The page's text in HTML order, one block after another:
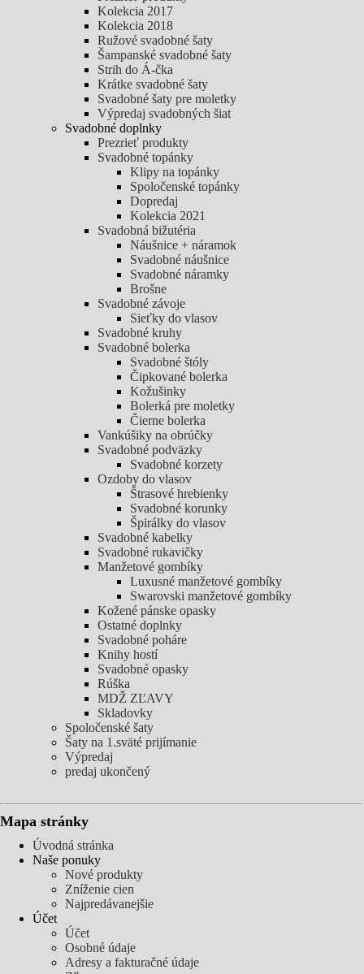
Kolekcia 2017
Kolekcia 2018
Ružové svadobné šaty
Šampanské svadobné šaty
Strih do Á-čka
Krátke svadobné šaty
Svadobné šaty pre moletky
Výpredaj svadobných šiat
Svadobné doplnky
Prezrieť produkty
Svadobné topánky
Klipy na topánky
Spoločenské topánky
Dopredaj
Kolekcia 2021
Svadobná bižutéria
Náušnice + náramok
Svadobné náušnice
Svadobné náramky
Brošne
Svadobné závoje
Sieťky do vlasov
Svadobné kruhy
Svadobné bolerka
Svadobné štóly
Čipkované bolerka
Kožušinky
Bolerká pre moletky
Čierne bolerka
Vankúšiky na obrúčky
Svadobné podväzky
Svadobné korzety
Ozdoby do vlasov
Štrasové hrebienky
Svadobné korunky
Špirálky do vlasov
Svadobné kabelky
Svadobné rukavičky
Manžetové gombíky
Luxusné manžetové gombíky
Swarovski manžetové gombíky
Kožené pánske opasky
Ostatné doplnky
Svadobné poháre
Knihy hostí
Svadobné opasky
Rúška
MDŽ ZĽAVY
Skladovky
Spoločenské šaty
Šaty na 1.sväté prijímanie
Výpredaj
predaj ukončený
Mapa stránky
Úvodná stránka
Naše ponuky
Nové produkty
Zníženie cien
Najpredávanejšie
Účet
Účet
Osobné údaje
Adresy a fakturačné údaje